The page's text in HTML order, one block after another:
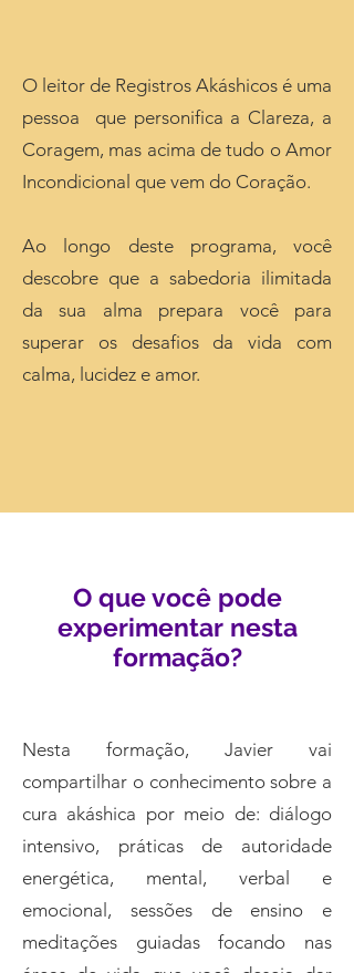
O leitor de Registros Akáshicos é uma
pessoa que personifica a Clareza, a
Coragem, mas acima de tudo o Amor
Incondicional que vem do Coração.
Ao longo deste programa, você
descobre que a sabedoria ilimitada
da sua alma prepara você para
superar os desafios da vida com
calma, lucidez e amor.
O que você pode
experimentar nesta
formação?
Nesta formação, Javier vai
compartilhar o conhecimento sobre a
cura akáshica por meio de: diálogo
intensivo, práticas de autoridade
energética, mental, verbal e
emocional, sessões de ensino e
meditações guiadas focando nas